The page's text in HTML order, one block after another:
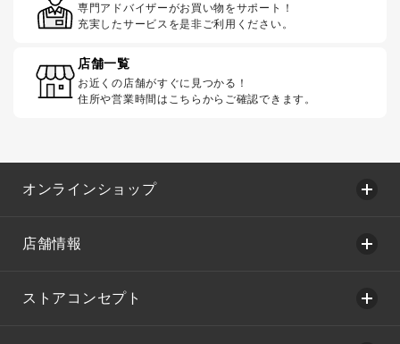
専門アドバイザーがお買い物をサポート！
充実したサービスを是非ご利用ください。
店舗一覧
お近くの店舗がすぐに見つかる！
住所や営業時間はこちらからご確認できます。
オンラインショップ
店舗情報
ストアコンセプト